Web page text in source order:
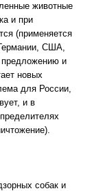
животные
и при
(применяется
США,
предложению и
новых
для России,
и в
собак и